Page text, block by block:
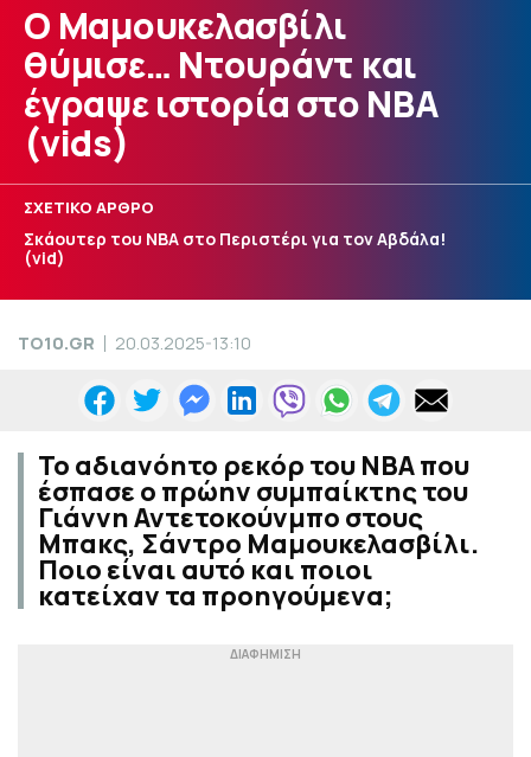
Ο Μαμουκελασβίλι
θύμισε… Ντουράντ και
έγραψε ιστορία στο NBA
(vids)
ΣΧΕΤΙΚΟ ΑΡΘΡΟ
Σκάουτερ του NBA στο Περιστέρι για τον Αβδάλα!
(vid)
TO10.GR 20.03.2025-13:10
Το αδιανόητο ρεκόρ του NBA που
έσπασε ο πρώην συμπαίκτης του
Γιάννη Αντετοκούνμπο στους
Μπακς, Σάντρο Μαμουκελασβίλι.
Ποιο είναι αυτό και ποιοι
κατείχαν τα προηγούμενα;